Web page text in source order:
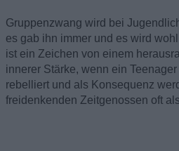
Gruppenzwang wird bei
es gab ihn immer und es wird
ist ein Zeichen von einem
innerer Stärke, wenn ein Teenager
rebelliert und als Konsequenz
freidenkenden Zeitgenossen oft